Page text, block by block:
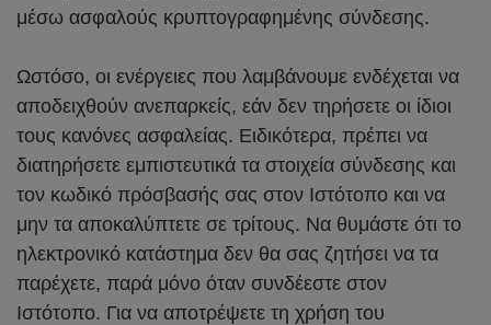
μέσω ασφαλούς κρυπτογραφημένης σύνδεσης.
Ωστόσο, οι ενέργειες που λαμβάνουμε ενδέχεται να
αποδειχθούν ανεπαρκείς, εάν δεν τηρήσετε οι ίδιοι
τους κανόνες ασφαλείας. Ειδικότερα, πρέπει να
διατηρήσετε εμπιστευτικά τα στοιχεία σύνδεσης και
τον κωδικό πρόσβασής σας στον Ιστότοπο και να
μην τα αποκαλύπτετε σε τρίτους. Να θυμάστε ότι το
ηλεκτρονικό κατάστημα δεν θα σας ζητήσει να τα
παρέχετε, παρά μόνο όταν συνδέεστε στον
Ιστότοπο. Για να αποτρέψετε τη χρήση του